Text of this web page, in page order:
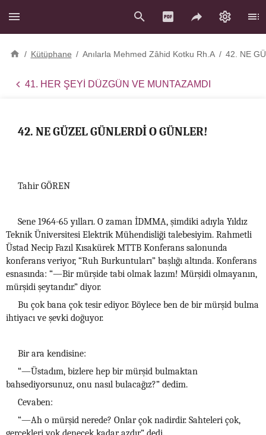
/ Kütüphane / Anılarla Mehmed Zâhid Kotku Rh.A / 42. NE
41. HER ŞEYİ DÜZGÜN VE MUNTAZAMDI
42. NE GÜZEL GÜNLERDİ O GÜNLER!
Tahir GÖREN
Sene 1964-65 yılları. O zaman İDMMA, şimdiki adıyla Yıldız
Teknik Üniversitesi Elektrik Mühendisliği talebesiyim. Rahmetli
Üstad Necip Fazıl Kısakürek MTTB Konferans salonunda
konferans veriyor, “Ruh Burkuntuları” başlığı altında. Konferans
esnasında: “—Bir mürşide tabi olmak lazım! Mürşidi olmayanın,
mürşidi şeytandır.” diyor.
Bu çok bana çok tesir ediyor. Böylece ben de bir mürşid bulma
ihtiyacı ve şevki doğuyor.
Bir ara kendisine:
“—Üstadım, bizlere hep bir mürşid bulmaktan
bahsediyorsunuz, onu nasıl bulacağız?” dedim.
Cevaben:
“—Ah o mürşid nerede? Onlar çok nadirdir. Sahteleri çok,